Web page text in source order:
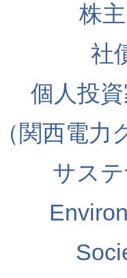
株
社
個人投
（関西電
サス